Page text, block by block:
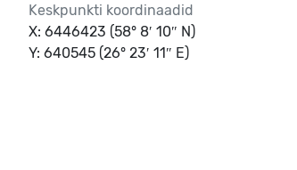
Keskpunkti koordinaadid
X: 6446423 (58° 8′ 10″ N)
Y: 640545 (26° 23′ 11″ E)